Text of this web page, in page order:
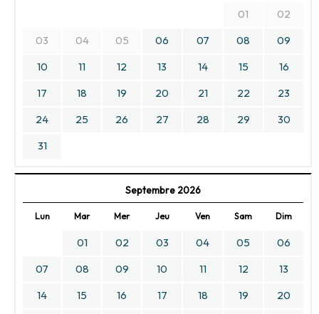
01
02
03
04 05 06 07 08
09
10
11 12 13 14 15
16
17
18 19 20 21 22
23
24
25 26 27 28 29
30
31
Septembre 2026
Lun Mar Mer Jeu Ven Sam Dim
01 02 03 04 05
06
07
08 09 10 11 12
13
14
15 16 17 18 19
20